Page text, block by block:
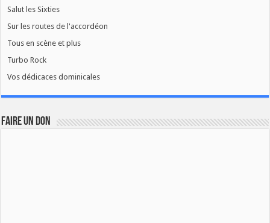
Salut les Sixties
Sur les routes de l'accordéon
Tous en scène et plus
Turbo Rock
Vos dédicaces dominicales
FAIRE UN DON